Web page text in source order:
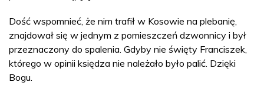
Dość wspomnieć, że nim trafił w Kosowie na plebanię,
znajdował się w jednym z pomieszczeń dzwonnicy i był
przeznaczony do spalenia. Gdyby nie święty Franciszek,
którego w opinii księdza nie należało było palić. Dzięki
Bogu.